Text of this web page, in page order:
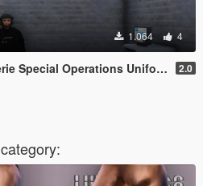
1.064 4
Operations Uniform Pack 2.0